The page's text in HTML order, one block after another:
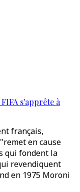
s'apprête à
français,
en cause
qui fondent la
revendiquent
en 1975 Moroni